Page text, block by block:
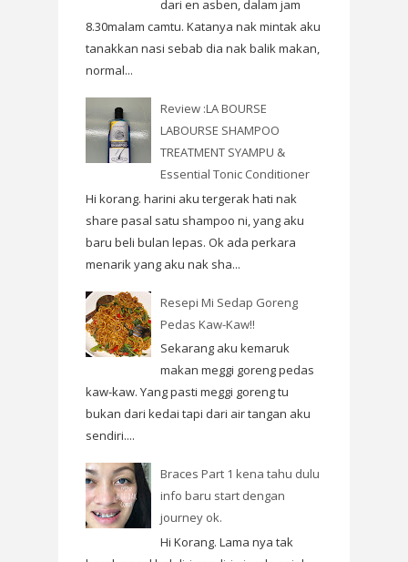
dari en asben, dalam jam
8.30malam camtu. Katanya nak mintak aku
tanakkan nasi sebab dia nak balik makan,
normal...
Review :LA BOURSE
LABOURSE SHAMPOO
TREATMENT SYAMPU &
Essential Tonic Conditioner
Hi korang. harini aku tergerak hati nak
share pasal satu shampoo ni, yang aku
baru beli bulan lepas. Ok ada perkara
menarik yang aku nak sha...
Resepi Mi Sedap Goreng
Pedas Kaw-Kaw!!
Sekarang aku kemaruk
makan meggi goreng pedas
kaw-kaw. Yang pasti meggi goreng tu
bukan dari kedai tapi dari air tangan aku
sendiri....
Braces Part 1 kena tahu dulu
info baru start dengan
journey ok.
Hi Korang. Lama nya tak